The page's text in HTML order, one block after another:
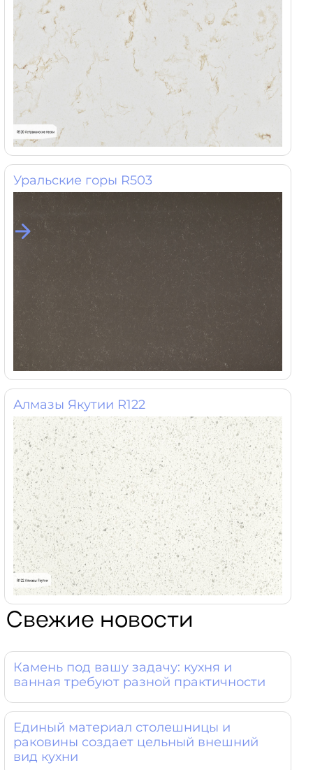
Уральские горы R503
Алмазы Якутии R122
Свежие новости
Камень под вашу задачу: кухня и
ванная требуют разной практичности
Единый материал столешницы и
раковины создает цельный внешний
вид кухни